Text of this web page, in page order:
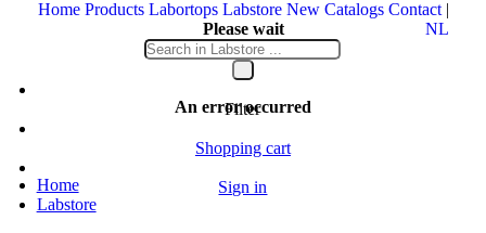
Please wait
Your message is being sent
An error occurred
Home Products Labortops Labstore New Catalogs Contact |
NL
Filter
Shopping cart
Sign in
Home
Labstore